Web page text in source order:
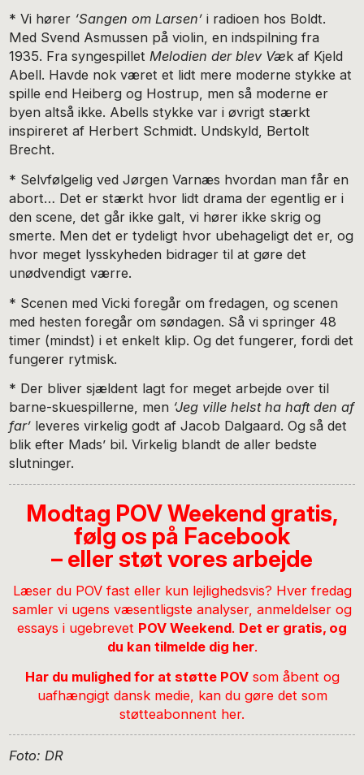
* Vi hører ‘Sangen om Larsen’ i radioen hos Boldt.
Med Svend Asmussen på violin, en indspilning fra
1935. Fra syngespilletMelodien der blev Væk af Kjeld
Abell. Havde nok været et lidt mere moderne stykke at
spille end Heiberg og Hostrup, men så moderne er
byen altså ikke. Abells stykke var i øvrigt stærkt
inspireret af Herbert Schmidt. Undskyld, Bertolt
Brecht.
* Selvfølgelig ved Jørgen Varnæs hvordan man får en
abort… Det er stærkt hvor lidt drama der egentlig er i
den scene, det går ikke galt, vi hører ikke skrig og
smerte. Men det er tydeligt hvor ubehageligt det er, og
hvor meget lysskyheden bidrager til at gøre det
unødvendigt værre.
* Scenen med Vicki foregår om fredagen, og scenen
med hesten foregår om søndagen. Så vi springer 48
timer (mindst) i et enkelt klip. Og det fungerer, fordi det
fungerer rytmisk.
* Der bliver sjældent lagt for meget arbejde over til
barne-skuespillerne, men ‘Jeg ville helst ha haft den af
far’ leveres virkelig godt af Jacob Dalgaard. Og så det
blik efter Mads’ bil. Virkelig blandt de aller bedste
slutninger.
Modtag POV Weekend gratis,
følg os på Facebook
– eller støt vores arbejde
Læser du POV fast eller kun lejlighedsvis? Hver fredag
samler vi ugens væsentligste analyser, anmeldelser og
essays i ugebrevet POV Weekend. Det er gratis, og
du kan tilmelde dig her.
Har du mulighed for at støtte POVsom åbent og
uafhængigt dansk medie, kan du gøre det som
støtteabonnent her.
Foto: DR